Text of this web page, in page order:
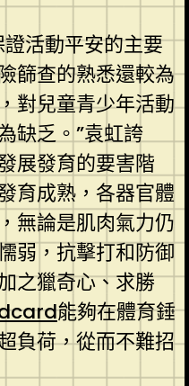
活動平安的主要
篩查的熟悉還較為
對兒童青少年活動
缺乏。”袁虹誇
展發育的要害階
育成熟，各器官體
無論是肌肉氣力仍
弱，抗擊打和防御
之獵奇心、求勝
能夠在體育錘
負荷，從而不難招